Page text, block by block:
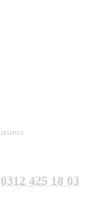
0312 425 18 03